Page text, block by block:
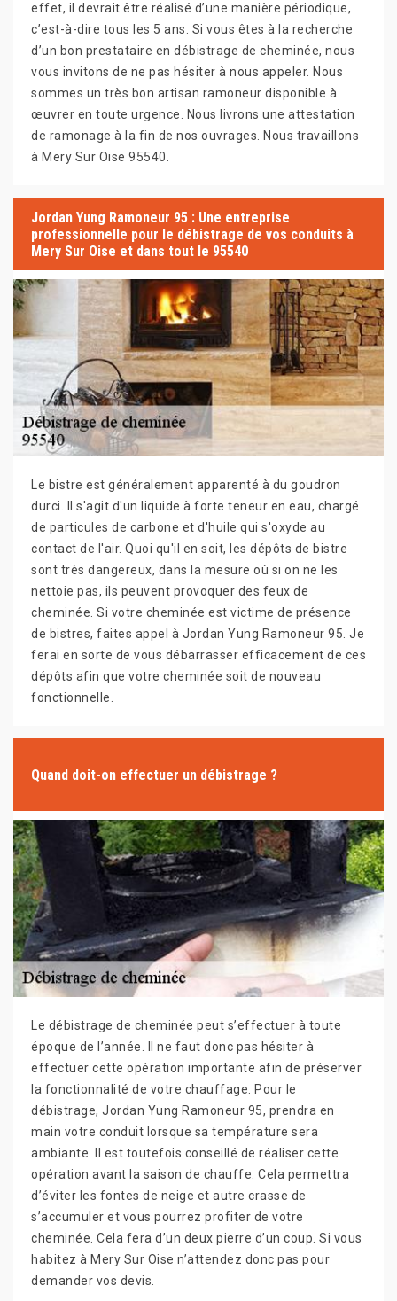
effet, il devrait être réalisé d’une manière périodique,
c’est-à-dire tous les 5 ans. Si vous êtes à la recherche
d’un bon prestataire en débistrage de cheminée, nous
vous invitons de ne pas hésiter à nous appeler. Nous
sommes un très bon artisan ramoneur disponible à
œuvrer en toute urgence. Nous livrons une attestation
de ramonage à la fin de nos ouvrages. Nous travaillons
à Mery Sur Oise 95540.
Jordan Yung Ramoneur 95 : Une entreprise
professionnelle pour le débistrage de vos conduits à
Mery Sur Oise et dans tout le 95540
Le bistre est généralement apparenté à du goudron
durci. Il s'agit d'un liquide à forte teneur en eau, chargé
de particules de carbone et d'huile qui s'oxyde au
contact de l'air. Quoi qu'il en soit, les dépôts de bistre
sont très dangereux, dans la mesure où si on ne les
nettoie pas, ils peuvent provoquer des feux de
cheminée. Si votre cheminée est victime de présence
de bistres, faites appel à Jordan Yung Ramoneur 95. Je
ferai en sorte de vous débarrasser efficacement de ces
dépôts afin que votre cheminée soit de nouveau
fonctionnelle.
Quand doit-on effectuer un débistrage ?
Le débistrage de cheminée peut s’effectuer à toute
époque de l’année. Il ne faut donc pas hésiter à
effectuer cette opération importante afin de préserver
la fonctionnalité de votre chauffage. Pour le
débistrage, Jordan Yung Ramoneur 95, prendra en
main votre conduit lorsque sa température sera
ambiante. Il est toutefois conseillé de réaliser cette
opération avant la saison de chauffe. Cela permettra
d’éviter les fontes de neige et autre crasse de
s’accumuler et vous pourrez profiter de votre
cheminée. Cela fera d’un deux pierre d’un coup. Si vous
habitez à Mery Sur Oise n’attendez donc pas pour
demander vos devis.